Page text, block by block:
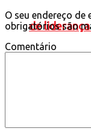
de
O seu endereço
obrigatórios são
Comentário